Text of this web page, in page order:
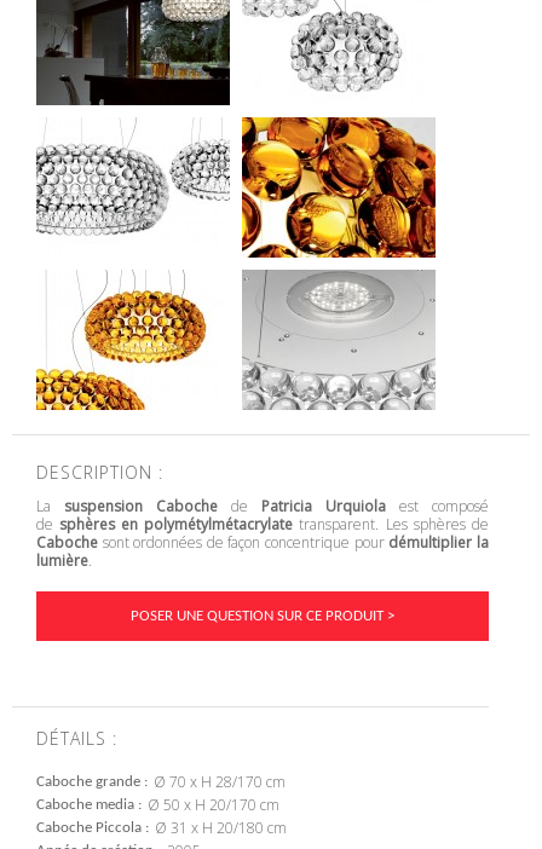
DESCRIPTION :
La suspension Cabochede Patricia Urquiolaest composé
de sphères en polymétylmétacrylate transparent. Les sphères de
Caboche sont ordonnées de façon concentrique pour démultiplier la
lumière.
POSER UNE QUESTION SUR CE PRODUIT >
DÉTAILS :
Caboche grande Ø 70 x H 28/170 cm
Caboche media Ø 50 x H 20/170 cm
Caboche Piccola Ø 31 x H 20/180 cm